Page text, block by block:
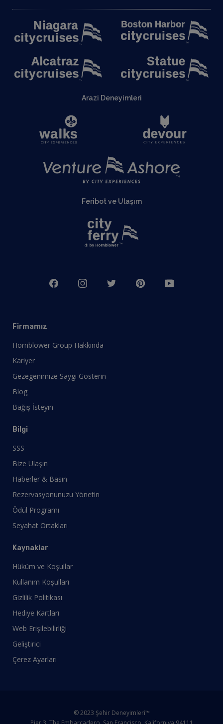
Arazi Deneyimleri
Feribot ve Ulaşım
Firmamız
Hornblower Group Hakkında
Kariyer
Gezegenimize Saygı Gösterin
Blog
Bağış İsteyin
Bilgi
SSS
Bize Ulaşın
Haberler & Basın
Rezervasyonunuzu Yönetin
Ödül Programı
Seyahat Ortakları
Kaynaklar
Hüküm ve Koşullar
Kullanım Koşulları
Gizlilik Politikası
Hediye Kartları
Web Erişilebilirliği
Geliştirici
Çerez Ayarları
© 2023 Şehir Deneyimleri™